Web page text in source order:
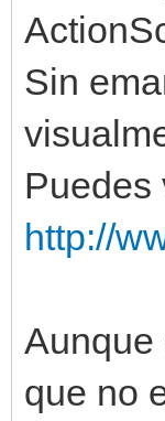
Sin
Puedes
http://
Aunque
que no